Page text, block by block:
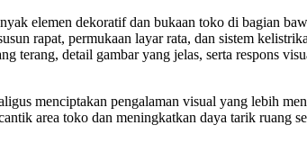
elemen dekoratif dan bukaan toko di bagian
rapat, permukaan layar rata, dan sistem
terang, detail gambar yang jelas, serta respons
menciptakan pengalaman visual yang lebih
area toko dan meningkatkan daya tarik ruang